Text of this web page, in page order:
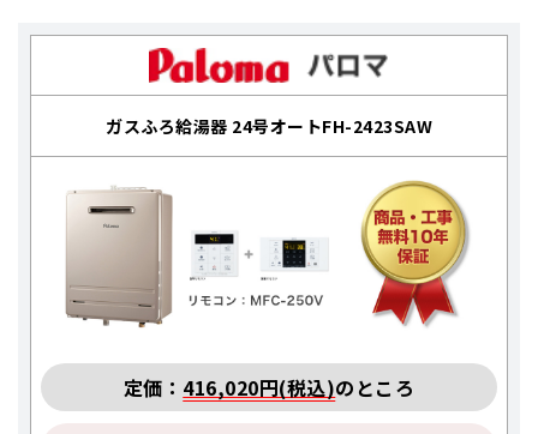
ガスふろ給湯器 24号オートFH-2423SAW
定価： 416,020円(税込)のところ